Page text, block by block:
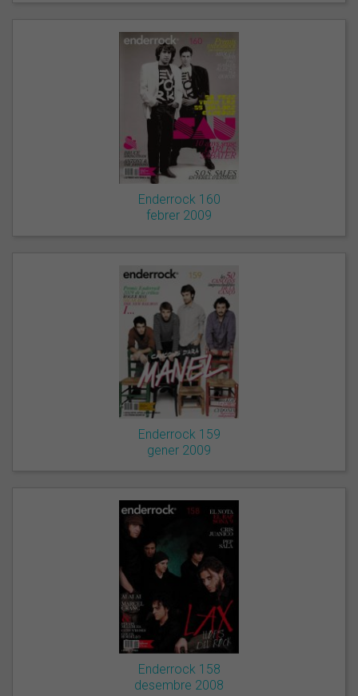
Enderrock 160
febrer 2009
Enderrock 159
gener 2009
Enderrock 158
desembre 2008